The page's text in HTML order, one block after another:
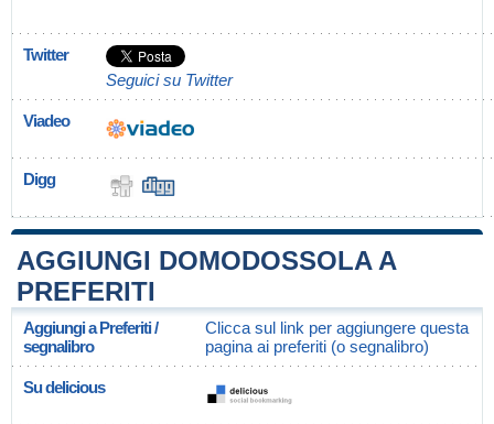
Twitter
Seguici su Twitter
Viadeo
Digg
AGGIUNGI DOMODOSSOLA A
PREFERITI
Aggiungi a Preferiti /
segnalibro
Clicca sul link per aggiungere questa
pagina ai preferiti (o segnalibro)
Su delicious